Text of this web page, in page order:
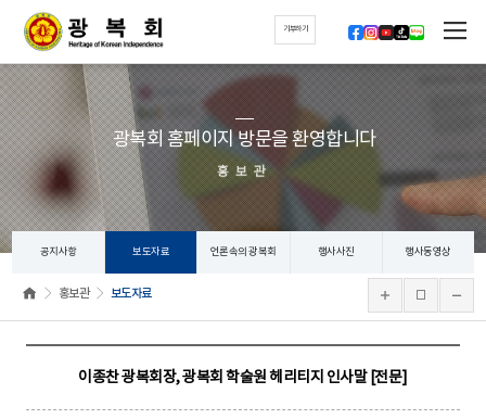
기부하기
광복회 홈페이지 방문을 환영합니다
홍보관
공지사항 보도자료 언론속의 광복회 행사사진 행사동영상
홍보관 보도자료
이종찬 광복회장, 광복회 학술원 헤리티지 인사말 [전문]